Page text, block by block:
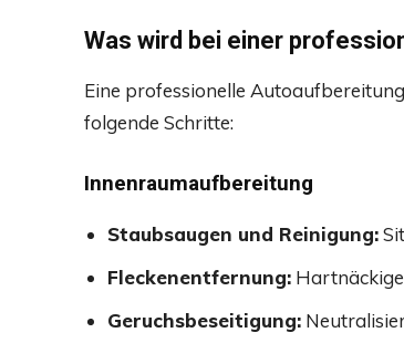
Was wird bei einer
Eine professionelle
folgende Schritte:
Innenraumaufbereitung
Staubsaugen und Reinigung:
Fleckenentfernung:
Geruchsbeseitigung: